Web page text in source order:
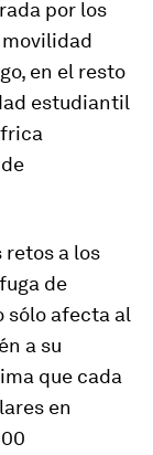
por los
en el resto
estudiantil
retos a los
de
sólo afecta al
a su
que cada
en